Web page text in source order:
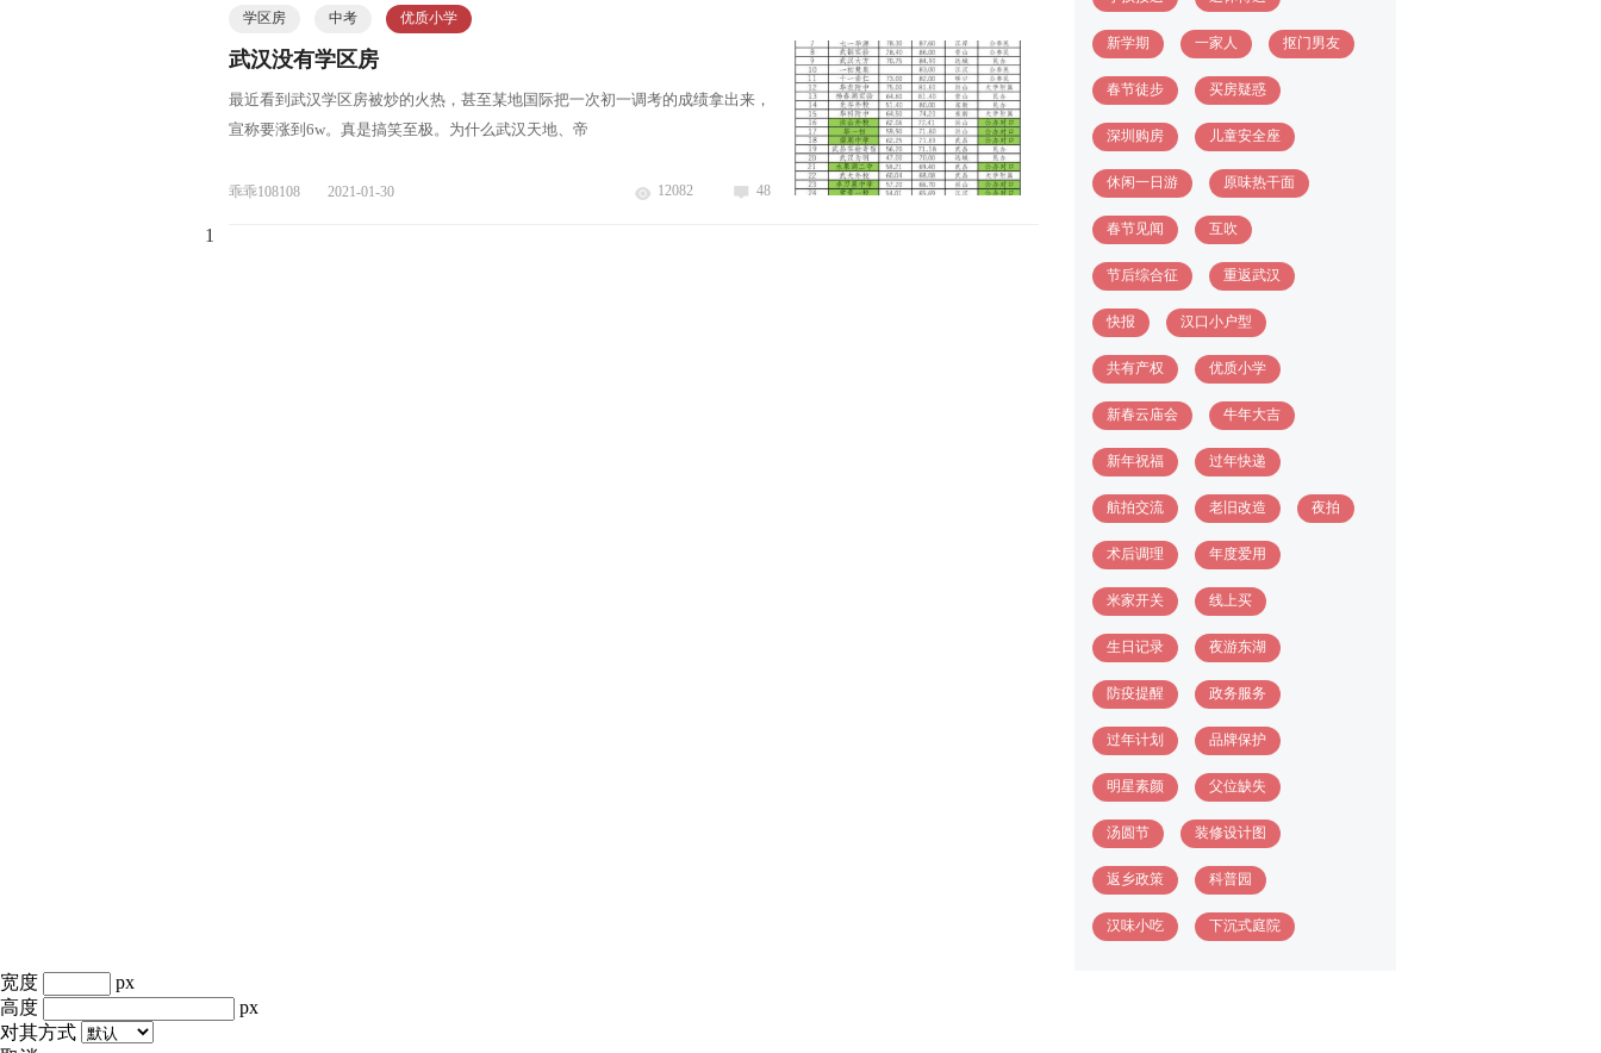
学区房 中考 优质小学
武汉没有学区房
最近看到武汉学区房被炒的火热，甚至某地国际把一次初一调考的成绩拿出来，
宣称要涨到6w。真是搞笑至极。为什么武汉天地、帝
乖乖108108 2021-01-30 12082 48
1
新学期 一家人 抠门男友
春节徒步 买房疑惑
深圳购房 儿童安全座
休闲一日游 原味热干面
春节见闻 互吹
节后综合征 重返武汉
快报 汉口小户型
共有产权 优质小学
新春云庙会 牛年大吉
新年祝福 过年快递
航拍交流 老旧改造 夜拍
术后调理 年度爱用
米家开关 线上买
生日记录 夜游东湖
防疫提醒 政务服务
过年计划 品牌保护
明星素颜 父位缺失
汤圆节 装修设计图
返乡政策 科普园
汉味小吃 下沉式庭院
宽度
px
高度
px
对其方式